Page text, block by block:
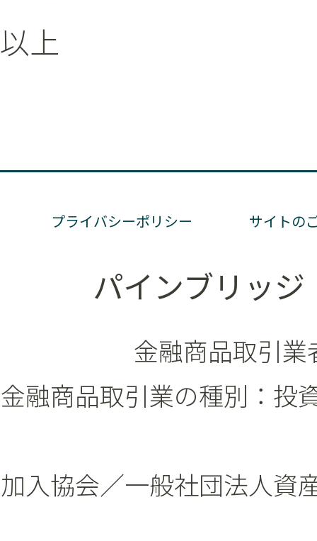
以上
プライバシーポリシー サイトの
パインブリッ
金融商品取引
金融商品取引業の種別：投
加入協会／一般社団法人資